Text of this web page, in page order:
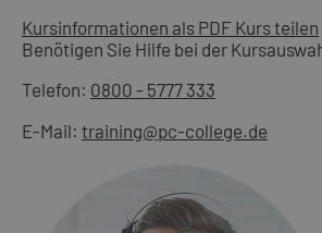
Kursinformationen als PDF Kurs teilen
Benötigen Sie Hilfe bei der
Telefon: 0800 - 5777 333
E-Mail: training@pc-college.de